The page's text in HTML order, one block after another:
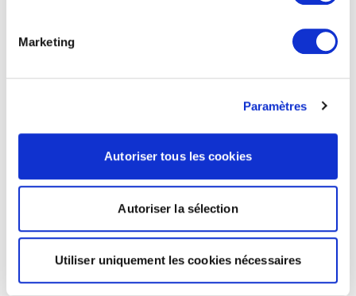
Marketing
Paramètres
Autoriser tous les cookies
Autoriser la sélection
Utiliser uniquement les cookies nécessaires